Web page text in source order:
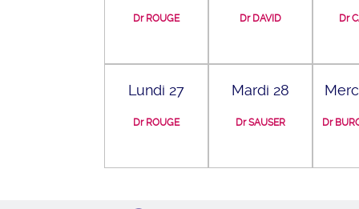
Dr ROUGE Dr DAVID Dr
Lundi 27
Dr ROUGE
Mardi 28
Dr SAUSER Dr